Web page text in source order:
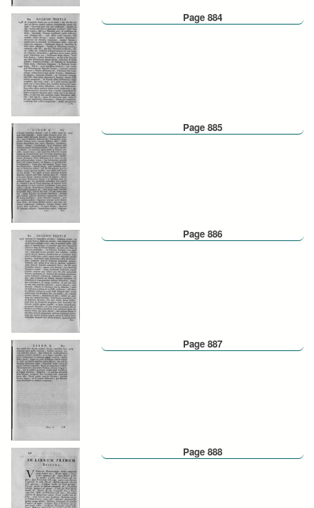
Page 884
Page 885
Page 886
Page 887
Page 888